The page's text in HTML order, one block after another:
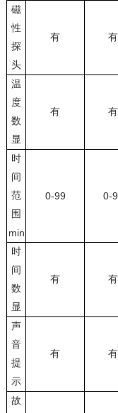
磁
性
探
头
有 有
温
度
数
显
有 有
时
间
范
围
min
0-99 0-
时
间
数
显
有 有
声
音
提
示
有 有
故